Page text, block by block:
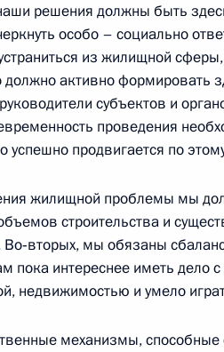
государств
16:09 Москва, Кремль
телеканалу
агентству «Пи-Ти-Ай»
года, среда
встречи с губернатором
решения должны быть
особо – социально
из жилищной
должно активно формировать
субъектов и
проведения
успешно продвигается по
жилищной проблемы мы
строительства и
мы обязаны
пока интереснее иметь дело
недвижимостью и умело
механизмы, способные